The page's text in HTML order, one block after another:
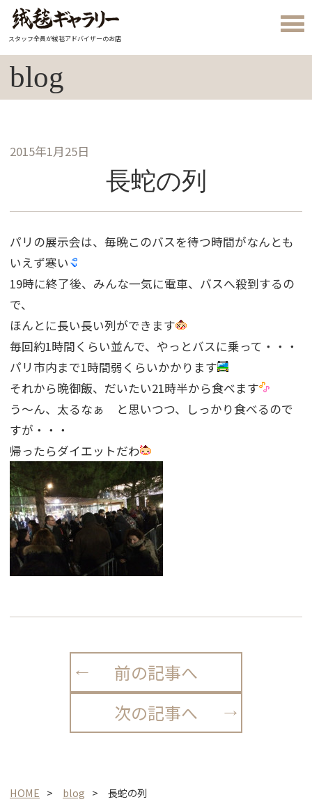
スタッフ全員が絨毯アドバイザーのお店
blog
2015年1月25日
長蛇の列
パリの展示会は、毎晩このバスを待つ時間がなんとも
いえず寒い
19時に終了後、みんな一気に電車、バスへ殺到するの
で、
ほんとに長い長い列ができます
毎回約1時間くらい並んで、やっとバスに乗って・・・
パリ市内まで1時間弱くらいかかります
それから晩御飯、だいたい21時半から食べます
う〜ん、太るなぁ と思いつつ、しっかり食べるので
すが・・・
帰ったらダイエットだわ
前の記事へ
次の記事へ
HOME blog 長蛇の列